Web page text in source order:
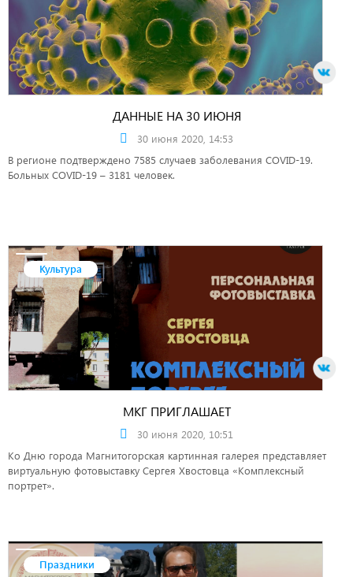
ДАННЫЕ НА 30 ИЮНЯ
30 июня 2020, 14:53
В регионе подтверждено 7585 случаев заболевания COVID-19.
Больных COVID-19 – 3181 человек.
Культура
МКГ ПРИГЛАШАЕТ
30 июня 2020, 10:51
Ко Дню города Магнитогорская картинная галерея представляет
виртуальную фотовыставку Сергея Хвостовца «Комплексный
портрет».
Праздники